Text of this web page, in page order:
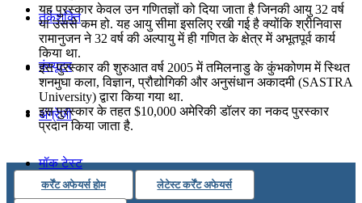
तर्कशक्ति
कंप्यूटर
अंग्रेजी
मॉक टेस्ट
यह पुरस्कार केवल उन गणितज्ञों को दिया जाता है जिनकी आयु 32 वर्ष
या उससे कम हो. यह आयु सीमा इसलिए रखी गई है क्योंकि श्रीनिवास
रामानुजन ने 32 वर्ष की अल्पायु में ही गणित के क्षेत्र में अभूतपूर्व कार्य
किया था.
इस पुरस्कार की शुरुआत वर्ष 2005 में तमिलनाडु के कुंभकोणम में स्थित
शनमुघा कला, विज्ञान, प्रौद्योगिकी और अनुसंधान अकादमी (SASTRA
University) द्वारा किया गया था.
इस पुरस्कार के तहत $10,000 अमेरिकी डॉलर का नकद पुरस्कार
प्रदान किया जाता है.
कर्रेंट अफेयर्स होम लेटेस्ट कर्रेंट अफेयर्स